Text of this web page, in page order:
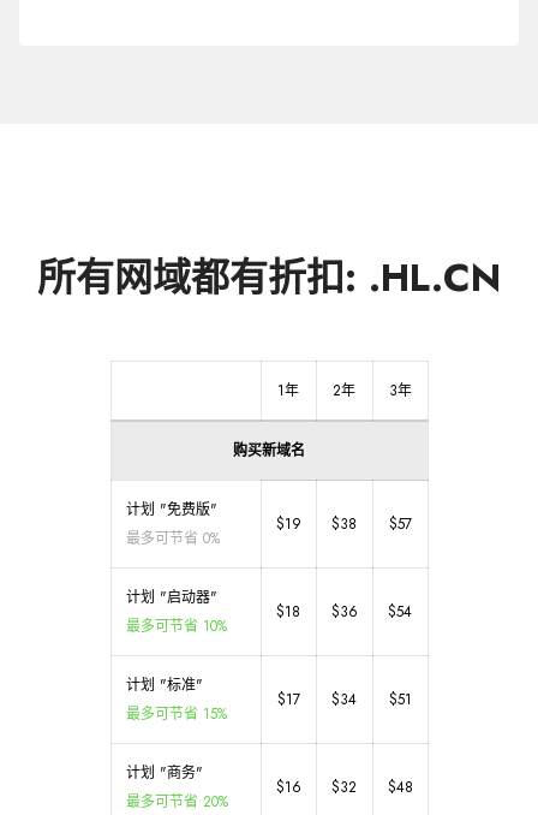
所有网域都有折扣: .HL.CN
1年 2年 3年
购买新域名
计划 "免费版"
最多可节省 0%
$19 $38 $57
计划 "启动器"
最多可节省 10%
$18 $36 $54
计划 "标准"
最多可节省 15%
$17 $34 $51
计划 "商务"
最多可节省 20%
$16 $32 $48